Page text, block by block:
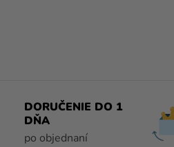
DORUČENIE DO 1
DŇA
po objednaní